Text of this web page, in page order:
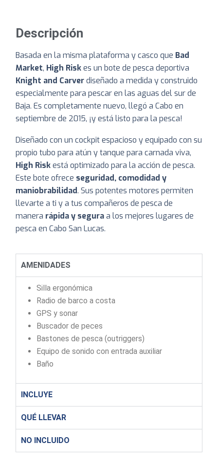
Descripción
Basada en la misma plataforma y casco que Bad
Market, High Riskes un bote de pesca deportiva
Knight and Carverdiseñado a medida y construido
especialmente para pescar en las aguas del sur de
Baja. Es completamente nuevo, llegó a Cabo en
septiembre de 2015, ¡y está listo para la pesca!
Diseñado con un cockpit espacioso y equipado con su
propio tubo para atún y tanque para carnada viva,
High Riskestá optimizado para la acción de pesca.
Este bote ofrece seguridad, comodidad y
maniobrabilidad. Sus potentes motores permiten
llevarte a ti y a tus compañeros de pesca de
manera rápida y seguraa los mejores lugares de
pesca en Cabo San Lucas.
AMENIDADES
Silla ergonómica
Radio de barco a costa
GPS y sonar
Buscador de peces
Bastones de pesca (outriggers)
Equipo de sonido con entrada auxiliar
Baño
INCLUYE
QUÉ LLEVAR
NO INCLUIDO